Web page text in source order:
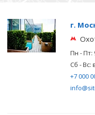
г.
Пн - Пт:
Сб - Вс:
+7 000